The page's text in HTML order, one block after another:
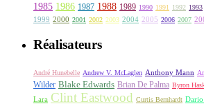
1985 1986 1987 1988 1989 1990 1991 1992 1993
1999 2000 2001 2002 2003 2004 2005 2006 2007
Réalisateurs
André Hunebelle Andrew V. McLaglen Anthony Mann
Wilder Blake Edwards Brian De Palma Byron
Lara Clint Eastwood Curtis Bernhardt